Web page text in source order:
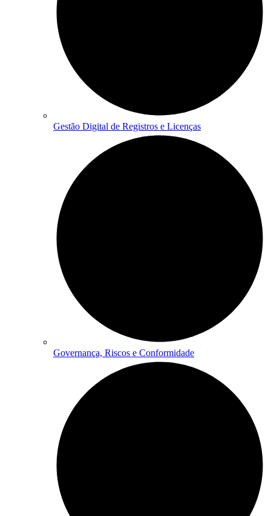
Gestão Digital de Registros e Licenças
Governança, Riscos e Conformidade